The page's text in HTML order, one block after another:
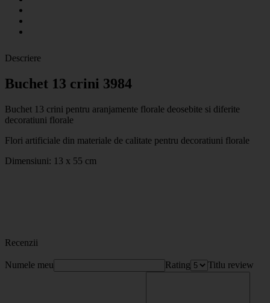
Descriere
Buchet 13 crini 3984
Buchet 13 crini pentru aranjamente florale deosebite si diferite
decoratiuni florale
Flori artificiale din materiale de calitate pentru decoratiuni florale
Dimensiuni: 13 x 55 cm
Recenzii
Numele meu Rating Titlu review